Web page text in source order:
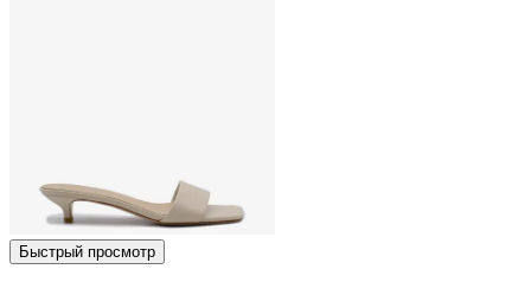
Быстрый просмотр